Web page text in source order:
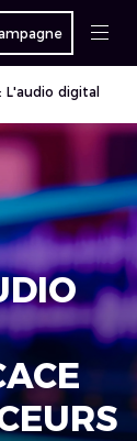
L'audio digital